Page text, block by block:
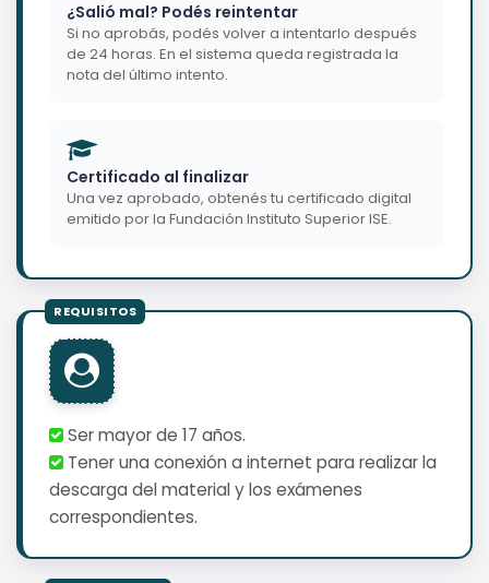
¿Salió mal? Podés reintentar
Si no aprobás, podés volver a intentarlo después
de 24 horas. En el sistema queda registrada la
nota del último intento.
Certificado al finalizar
Una vez aprobado, obtenés tu certificado digital
emitido por la Fundación Instituto Superior ISE.
Ser mayor de 17 años.
Tener una conexión a internet para realizar la
descarga del material y los exámenes
correspondientes.